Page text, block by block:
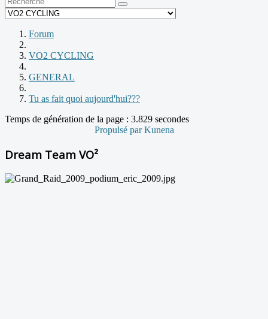
Forum
VO2 CYCLING
GENERAL
Tu as fait quoi aujourd'hui???
Temps de génération de la page : 3.829 secondes
Propulsé parKunena
Dream Team VO²